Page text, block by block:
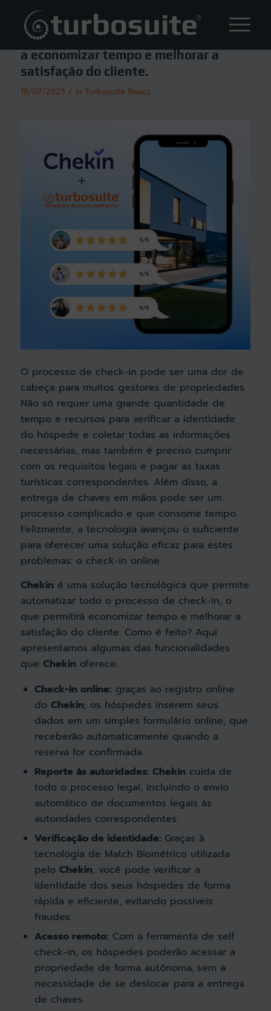
Como o check-in online pode ajudá-lo
a economizar tempo e melhorar a
satisfação do cliente.
18/07/2023 / in Turbosuite Basics
O processo de check-in pode ser uma dor de
cabeça para muitos gestores de propriedades.
Não só requer uma grande quantidade de
tempo e recursos para verificar a identidade
do hóspede e coletar todas as informações
necessárias, mas também é preciso cumprir
com os requisitos legais e pagar as taxas
turísticas correspondentes. Além disso, a
entrega de chaves em mãos pode ser um
processo complicado e que consome tempo.
Felizmente, a tecnologia avançou o suficiente
para oferecer uma solução eficaz para estes
problemas: o check-in online.
Chekin é uma solução tecnológica que permite
automatizar todo o processo de check-in, o
que permitirá economizar tempo e melhorar a
satisfação do cliente. Como é feito? Aqui
apresentamos algumas das funcionalidades
que Chekin oferece:
Check-in online: graças ao registro online
do Chekin, os hóspedes inserem seus
dados em um simples formulário online, que
receberão automaticamente quando a
reserva for confirmada.
Reporte às autoridades: Chekin cuida de
todo o processo legal, incluindo o envio
automático de documentos legais às
autoridades correspondentes.
Verificação de identidade: Graças à
tecnologia de Match Biométrico utilizada
pelo Chekin, você pode verificar a
identidade dos seus hóspedes de forma
rápida e eficiente, evitando possíveis
fraudes.
Acesso remoto: Com a ferramenta de self
check-in, os hóspedes poderão acessar a
propriedade de forma autônoma, sem a
necessidade de se deslocar para a entrega
de chaves.